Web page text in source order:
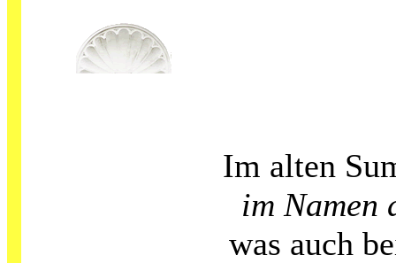
Im alten
im Namen
was auch